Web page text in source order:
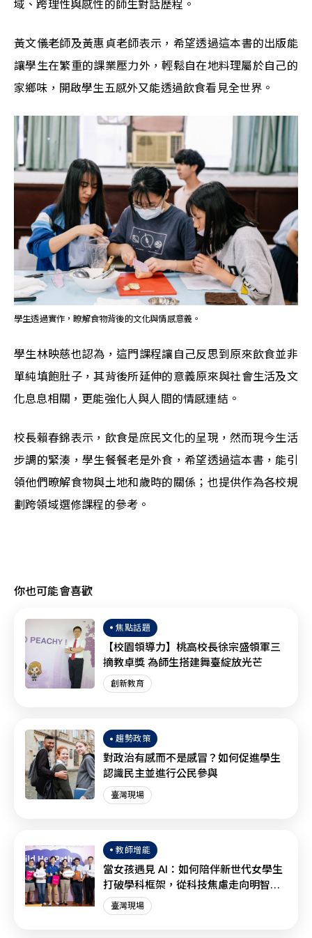
域、跨理性與感性的師生對話歷程。
黃文儀老師及黃惠貞老師表示，希望透過這本書的出版能
讓學生在繁重的課業壓力外，輕鬆自在地料理屬於自己的
家鄉味，開啟學生五感外又能透過飲食看見全世界。
學生透過實作，瞭解食物背後的文化與情感意義。
學生林映慈也認為，這門課程讓自己反思到原來飲食並非
單純填飽肚子，其背後所延伸的意義原來與社會生活及文
化息息相關，更能強化人與人間的情感連結。
校長賴春錦表示，飲食是庶民文化的呈現，然而現今生活
步調的緊湊，學生餐餐老是外食，希望透過這本書，能引
領他們暸解食物與土地和歲時的關係；也提供作為各校規
劃跨領域選修課程的參考。
你也可能會喜歡
焦點話題
【校園領導力】桃高校長徐宗盛領軍三
摘教卓獎 為師生搭建舞臺綻放光芒
創新教育
趨勢政策
對政治有感而不是感冒？如何促進學生
認識民主並進行公民參與
臺灣現場
教師增能
當女孩遇見 AI：如何陪伴新世代女學生
打破學科框架，從科技焦慮走向明智協
作？
臺灣現場